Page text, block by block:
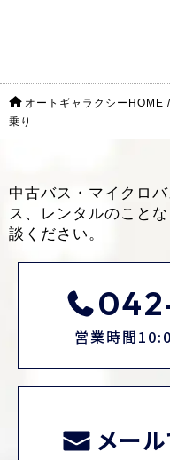
オートギャラクシーHOME /
乗り
中古バス・マイクロ
ス、レンタルのことな
談ください。
営業時間
メー